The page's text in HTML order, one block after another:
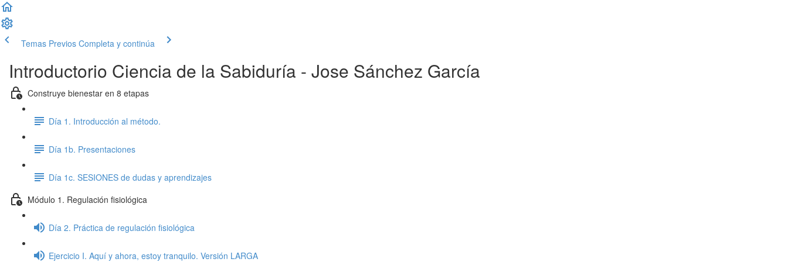
Temas Previos Completa y continúa
Introductorio Ciencia de la Sabiduría - Jose Sánchez García
Construye bienestar en 8 etapas
Día 1. Introducción al método.
Día 1b. Presentaciones
Día 1c. SESIONES de dudas y aprendizajes
Módulo 1. Regulación fisiológica
Día 2. Práctica de regulación fisiológica
Ejercicio I. Aquí y ahora, estoy tranquilo. Versión LARGA